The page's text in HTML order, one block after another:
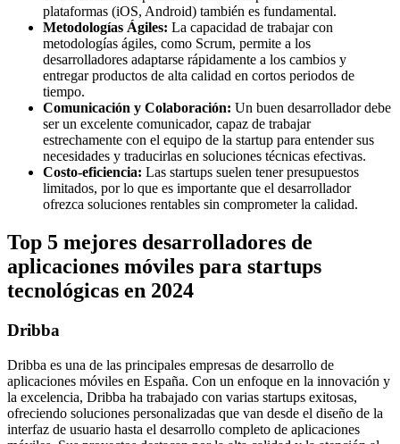
plataformas (iOS, Android) también es fundamental.
Metodologías Ágiles: La capacidad de trabajar con
metodologías ágiles, como Scrum, permite a los
desarrolladores adaptarse rápidamente a los cambios y
entregar productos de alta calidad en cortos periodos de
tiempo.
Comunicación y Colaboración: Un buen desarrollador debe
ser un excelente comunicador, capaz de trabajar
estrechamente con el equipo de la startup para entender sus
necesidades y traducirlas en soluciones técnicas efectivas.
Costo-eficiencia: Las startups suelen tener presupuestos
limitados, por lo que es importante que el desarrollador
ofrezca soluciones rentables sin comprometer la calidad.
Top 5 mejores desarrolladores de
aplicaciones móviles para startups
tecnológicas en 2024
Dribba
Dribba es una de las principales empresas de desarrollo de
aplicaciones móviles en España. Con un enfoque en la innovación y
la excelencia, Dribba ha trabajado con varias startups exitosas,
ofreciendo soluciones personalizadas que van desde el diseño de la
interfaz de usuario hasta el desarrollo completo de aplicaciones